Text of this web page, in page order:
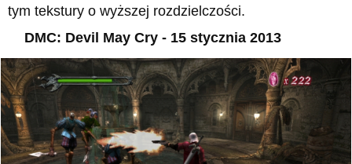
tym tekstury o wyższej rozdzielczości.
DMC: Devil May Cry - 15 stycznia 2013